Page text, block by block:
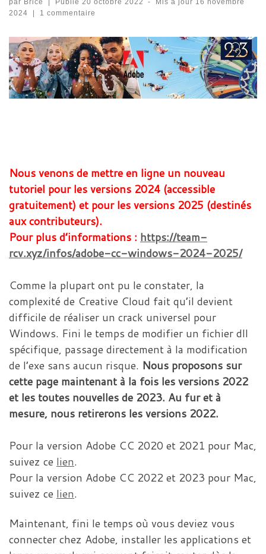
par Brice Publié 20 octobre 2022 - Mis à jour 16 novembre
2024
1 commentaire
Nous venons de mettre en ligne un nouveau
tutoriel pour les versions 2024 (accessible
gratuitement) et pour les versions 2025 (destinés
aux contributeurs).
Pour plus d’informations : https://team-
rcv.xyz/infos/adobe-cc-windows-2024-2025/
Comme la plupart ont pu le constater, la
complexité de Creative Cloud fait qu’il devient
difficile de réaliser un crack universel pour
Windows. Fini le temps de modifier un fichier dll
spécifique, passage directement à la modification
de l’exe sans aucun risque. Nous proposons sur
cette page maintenant à la fois les versions 2022
et les toutes nouvelles de 2023. Au fur et à
mesure, nous retirerons les versions 2022.
Pour la version Adobe CC 2020 et 2021 pour Mac,
suivez ce lien.
Pour la version Adobe CC 2022 et 2023 pour Mac,
suivez ce lien.
Maintenant, fini le temps où vous deviez vous
connecter chez Adobe, installer les applications et